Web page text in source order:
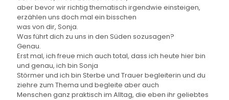
aber bevor wir richtig thematisch irgendwie einsteigen,
erzählen uns doch mal ein bisschen
was von dir, Sonja.
Was führt dich zu uns in den Süden sozusagen?
Genau.
Erst mal, ich freue mich auch total, dass ich heute hier bin
und genau, ich bin Sonja
Störmer und ich bin Sterbe und Trauer begleiterin und du
ziehre zum Thema und begleite aber auch
Menschen ganz praktisch im Alltag, die eben ihr geliebtes